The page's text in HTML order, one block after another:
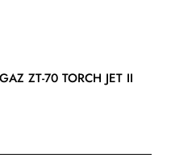
ZT-70 TORCH JET II